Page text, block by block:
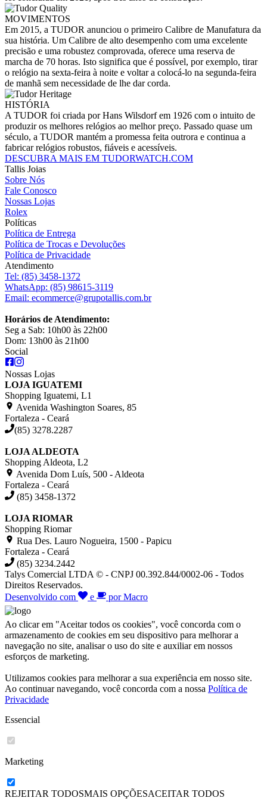
MOVIMENTOS
Em 2015, a TUDOR anunciou o primeiro Calibre de Manufatura da
sua história. Um Calibre de alto desempenho com uma excelente
precisão e uma robustez comprovada, oferece uma reserva de
marcha de 70 horas. Isto significa que é possível, por exemplo, tirar
o relógio na sexta-feira à noite e voltar a colocá-lo na segunda-feira
de manhã sem necessidade de lhe dar corda.
HISTÓRIA
A TUDOR foi criada por Hans Wilsdorf em 1926 com o intuito de
produzir os melhores relógios ao melhor preço. Passado quase um
século, a TUDOR mantém a promessa feita outrora e continua a
fabricar relógios robustos, fiáveis e acessíveis.
DESCUBRA MAIS EM TUDORWATCH.COM
Tallis Joias
Sobre Nós
Fale Conosco
Nossas Lojas
Rolex
Políticas
Política de Entrega
Política de Trocas e Devoluções
Política de Privacidade
Atendimento
Tel: (85) 3458-1372
WhatsApp: (85) 98615-3119
Email: ecommerce@grupotallis.com.br
Horários de Atendimento:
Seg a Sab: 10h00 às 22h00
Dom: 13h00 às 21h00
Social
Nossas Lojas
LOJA IGUATEMI
Shopping Iguatemi, L1
Avenida Washington Soares, 85
Fortaleza - Ceará
(85) 3278.2287
LOJA ALDEOTA
Shopping Aldeota, L2
Avenida Dom Luís, 500 - Aldeota
Fortaleza - Ceará
(85) 3458-1372
LOJA RIOMAR
Shopping Riomar
Rua Des. Lauro Nogueira, 1500 - Papicu
Fortaleza - Ceará
(85) 3234.2442
Talys Comercial LTDA © - CNPJ 00.392.844/0002-06 - Todos
Direitos Reservados.
Desenvolvido com
e por Macro
Ao clicar em "Aceitar todos os cookies", você concorda com o
armazenamento de cookies em seu dispositivo para melhorar a
navegação no site, analisar o uso do site e auxiliar em nossos
esforços de marketing.
Utilizamos cookies para melhorar a sua experiência em nosso site.
Ao continuar navegando, você concorda com a nossa Política de
Privacidade
Essencial
Marketing
REJEITAR TODOSMAIS OPÇÕESACEITAR TODOS